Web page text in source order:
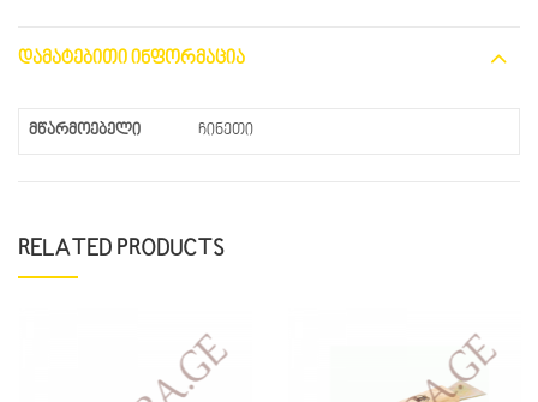
ᲓᲐᲛᲐᲢᲔᲑᲘᲗᲘ ᲘᲜᲤᲝᲠᲛᲐᲪᲘᲐ
მწარმოებელი ჩინეთი
RELATED PRODUCTS